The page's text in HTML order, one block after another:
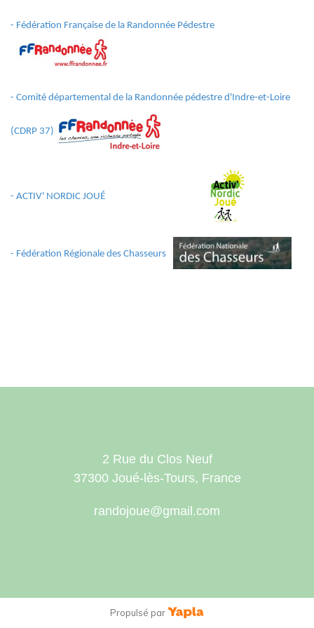
- Fédération Française de la Randonnée Pédestre
- Comité départemental de la Randonnée pédestre d'Indre-et-Loire
(CDRP 37)
- ACTIV' NORDIC JOUÉ
- Fédération Régionale des Chasseurs
2 Rue du Clos Neuf
37300 Joué-lès-Tours, France
randojoue@gmail.com
Propulsé par